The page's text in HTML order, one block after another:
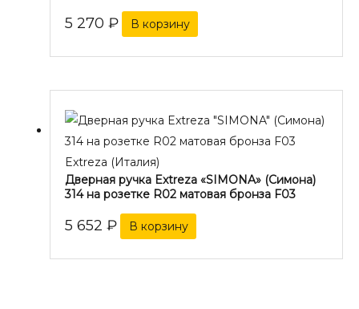
5 270 ₽ В корзину
Extreza (Италия)
Дверная ручка Extreza «SIMONA» (Симона)
314 на розетке R02 матовая бронза F03
5 652 ₽ В корзину